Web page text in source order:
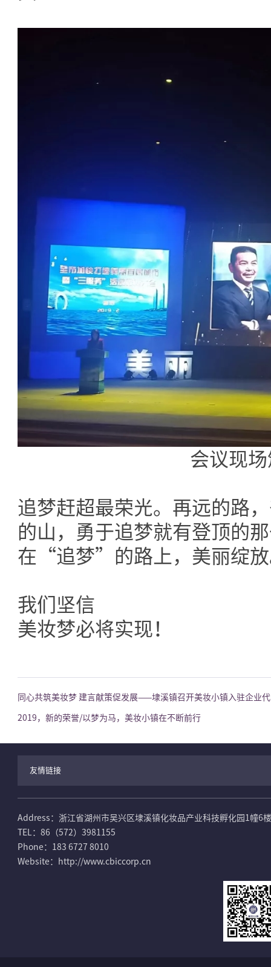
会议现
追梦赶超最荣光。再远的路
的山，勇于追梦就有登顶的
在“追梦”的路上，美丽绽
我们坚信
美妆梦必将实现！
同心共筑美妆梦 建言献策促发展——埭溪镇召开美妆小镇入驻企业
2019，新的荣誉/以梦为马，美妆小镇在不断前行
友情链接
Address：浙江省湖州市吴兴区埭溪镇化妆品产业科技孵化园1幢6
TEL：86（572）3981155
Phone：183 6727 8010
Website：http://www.cbiccorp.cn